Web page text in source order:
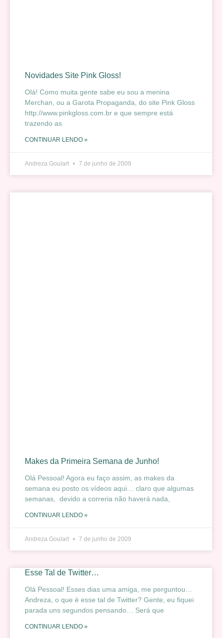
Novidades Site Pink Gloss!
Olá! Como muita gente sabe eu sou a menina
Merchan, ou a Garota Propaganda, do site Pink Gloss
http://www.pinkgloss.com.br e que sempre está
trazendo as
CONTINUAR LENDO »
Andreza Goulart 7 de junho de 2009
Makes da Primeira Semana de Junho!
Olá Pessoal! Agora eu faço assim, as makes da
semana eu posto os vídeos aqui… claro que algumas
semanas, devido a correria não haverá nada,
CONTINUAR LENDO »
Andreza Goulart 7 de junho de 2009
Esse Tal de Twitter…
Olá Pessoal! Esses dias uma amiga, me perguntou…
Andreza, o que é esse tal de Twitter? Gente, eu fiquei
parada uns segundos pensando… Será que
CONTINUAR LENDO »